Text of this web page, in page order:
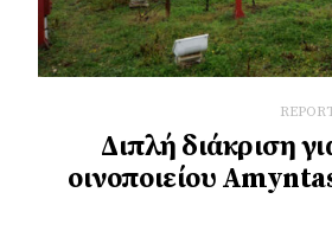
Διπλή διάκριση
οινοποιείου